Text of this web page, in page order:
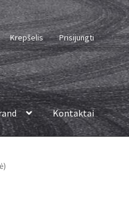
Krepšelis Prisijungti
Kontaktai